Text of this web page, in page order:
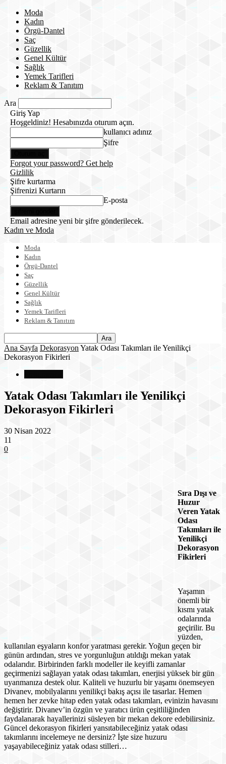
Moda
Kadın
Örgü-Dantel
Saç
Güzellik
Genel Kültür
Sağlık
Yemek Tarifleri
Reklam & Tanıtım
Ara
Giriş Yap
Hoşgeldiniz! Hesabınızda oturum açın.
kullanıcı adınız
Şifre
Forgot your password? Get help
Gizlilik
Şifre kurtarma
Şifrenizi Kurtarın
E-posta
Email adresine yeni bir şifre gönderilecek.
Kadın ve Moda
Moda
Kadın
Örgü-Dantel
Saç
Güzellik
Genel Kültür
Sağlık
Yemek Tarifleri
Reklam & Tanıtım
Ana Sayfa Dekorasyon Yatak Odası Takımları ile Yenilikçi
Dekorasyon Fikirleri
Yatak Odası Takımları ile Yenilikçi
Dekorasyon Fikirleri
30 Nisan 2022
11
0
Sıra Dışı ve
Huzur
Veren Yatak
Odası
Takımları ile
Yenilikçi
Dekorasyon
Fikirleri
Yaşamın
önemli bir
kısmı yatak
odalarında
geçirilir. Bu
yüzden,
kullanılan eşyaların konfor yaratması gerekir. Yoğun geçen bir
günün ardından, stres ve yorgunluğun atıldığı mekan yatak
odalarıdır. Birbirinden farklı modeller ile keyifli zamanlar
geçirmenizi sağlayan yatak odası takımları, enerjisi yüksek bir gün
uyanmanıza destek olur. Kaliteli ve huzurlu bir yaşamı önemseyen
Divanev, mobilyalarını yenilikçi bakış açısı ile tasarlar. Hemen
hemen her zevke hitap eden yatak odası takımları, evinizin havasını
değiştirir. Divanev’in özgün ve yaratıcı ürün çeşitliliğinden
faydalanarak hayallerinizi süsleyen bir mekan dekore edebilirsiniz.
Güncel dekorasyon fikirleri yansıtabileceğiniz yatak odası
takımlarını incelemeye ne dersiniz? İşte size huzuru
yaşayabileceğiniz yatak odası stilleri…